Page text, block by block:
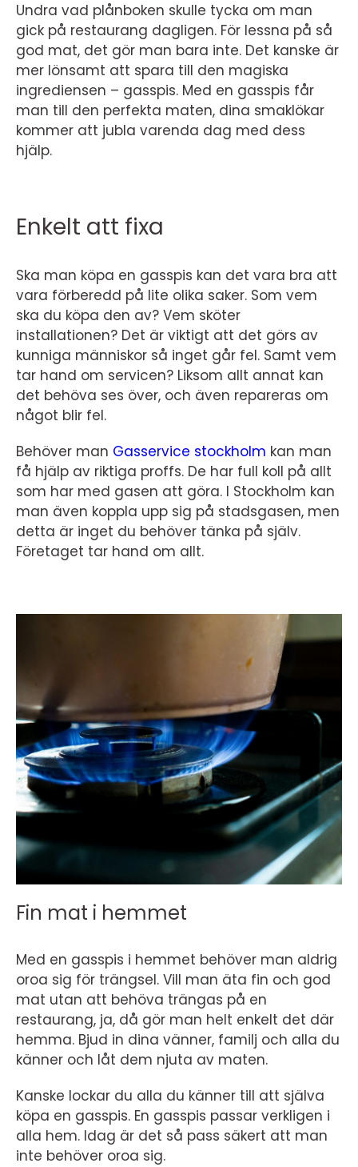
Undra vad plånboken skulle tycka om man
gick på restaurang dagligen. För lessna på så
god mat, det gör man bara inte. Det kanske är
mer lönsamt att spara till den magiska
ingrediensen – gasspis. Med en gasspis får
man till den perfekta maten, dina smaklökar
kommer att jubla varenda dag med dess
hjälp.
Enkelt att fixa
Ska man köpa en gasspis kan det vara bra att
vara förberedd på lite olika saker. Som vem
ska du köpa den av? Vem sköter
installationen? Det är viktigt att det görs av
kunniga människor så inget går fel. Samt vem
tar hand om servicen? Liksom allt annat kan
det behöva ses över, och även repareras om
något blir fel.
Behöver man Gasservice stockholm kan man
få hjälp av riktiga proffs. De har full koll på allt
som har med gasen att göra. I Stockholm kan
man även koppla upp sig på stadsgasen, men
detta är inget du behöver tänka på själv.
Företaget tar hand om allt.
Fin mat i hemmet
Med en gasspis i hemmet behöver man aldrig
oroa sig för trängsel. Vill man äta fin och god
mat utan att behöva trängas på en
restaurang, ja, då gör man helt enkelt det där
hemma. Bjud in dina vänner, familj och alla du
känner och låt dem njuta av maten.
Kanske lockar du alla du känner till att själva
köpa en gasspis. En gasspis passar verkligen i
alla hem. Idag är det så pass säkert att man
inte behöver oroa sig.